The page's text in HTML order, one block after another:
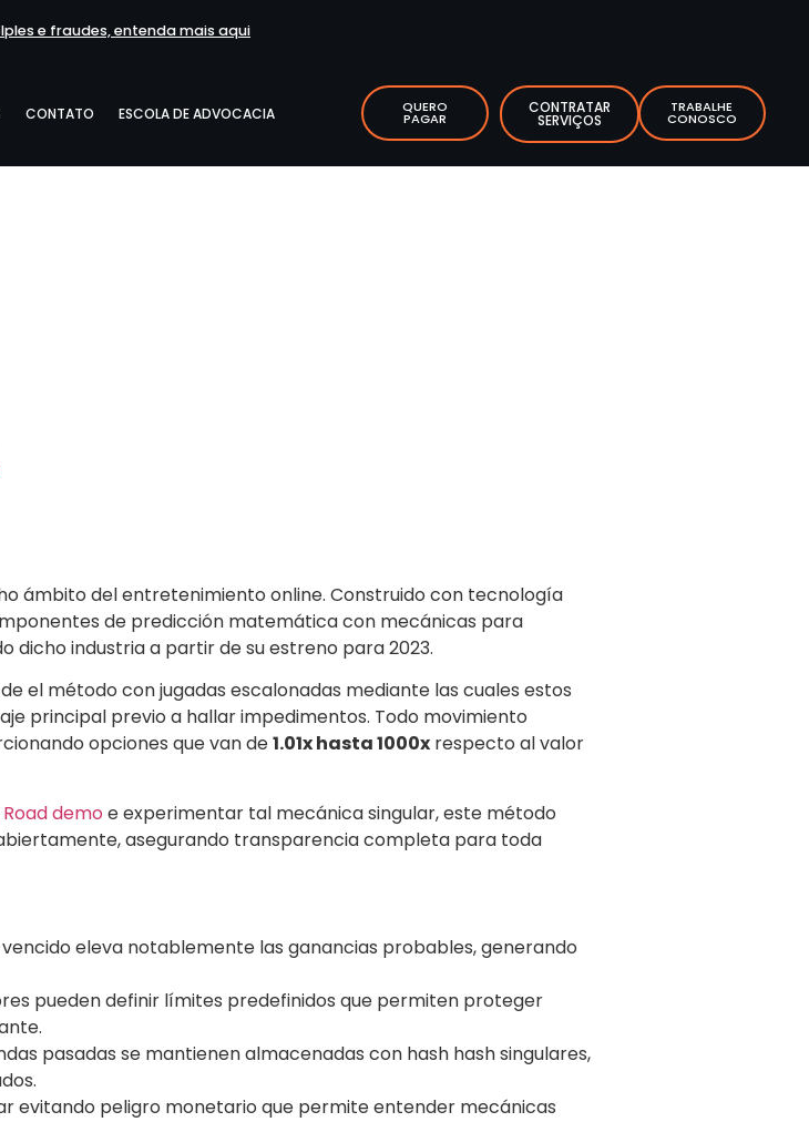
e fraudes, entenda mais aqui
CONTATO ESCOLA DE ADVOCACIA QUERO
PAGAR
CONTRATAR
SERVIÇOS
TRABALHE
CONOSCO
ámbito del entretenimiento online. Construido con tecnología
de predicción matemática con mecánicas para
dicho industria a partir de su estreno para 2023.
el método con jugadas escalonadas mediante las cuales estos
principal previo a hallar impedimentos. Todo movimiento
opciones que van de1.01x hasta 1000x respecto al valor
demo e experimentar tal mecánica singular, este método
asegurando transparencia completa para toda
eleva notablemente las ganancias probables, generando
pueden definir límites predefinidos que permiten proteger
pasadas se mantienen almacenadas con hash hash singulares,
evitando peligro monetario que permite entender mecánicas